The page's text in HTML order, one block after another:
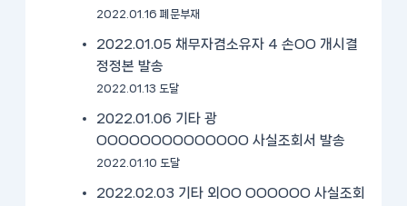
2022.01.16 폐문부재
2022.01.05 채무자겸소유자 4 손OO 개시결
정정본 발송
2022.01.13 도달
2022.01.06 기타 광
OOOOOOOOOOOOOO 사실조회서 발송
2022.01.10 도달
2022.02.03 기타 외OO OOOOOO 사실조회